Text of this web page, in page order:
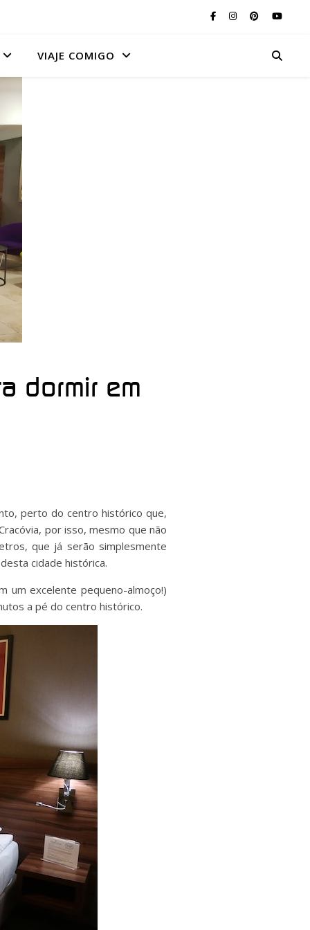
VIAJE COMIGO
dormir em
perto do centro histórico que,
por isso, mesmo que não
que já serão simplesmente
cidade histórica.
um excelente pequeno-almoço!)
a pé do centro histórico.